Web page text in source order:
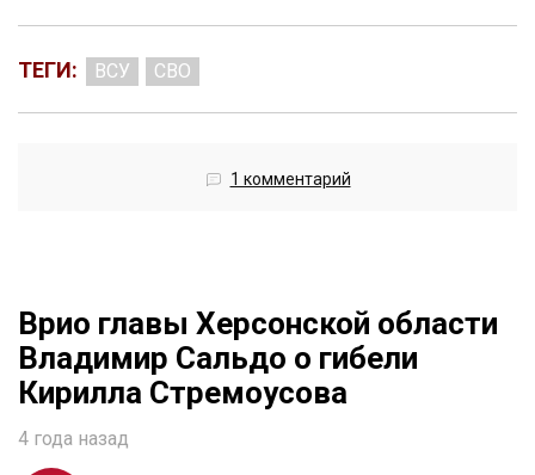
ТЕГИ: ВСУ СВО
1 комментарий
Врио главы Херсонской области
Владимир Сальдо о гибели
Кирилла Стремоусова
4 года назад